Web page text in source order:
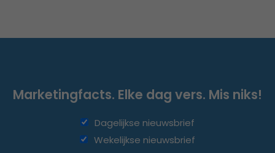
Marketingfacts. Elke dag vers. Mis niks!
Dagelijkse nieuwsbrief
Wekelijkse nieuwsbrief